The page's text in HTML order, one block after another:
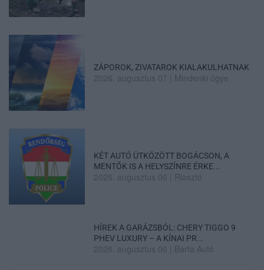
ZÁPOROK, ZIVATAROK KIALAKULHATNAK
2026. augusztus 07 Mindenki ügye
KÉT AUTÓ ÜTKÖZÖTT BOGÁCSON, A
MENTŐK IS A HELYSZÍNRE ÉRKE...
2026. augusztus 06 Riasztó
HÍREK A GARÁZSBÓL: CHERY TIGGO 9
PHEV LUXURY – A KÍNAI PR...
2026. augusztus 06 Barta Autó